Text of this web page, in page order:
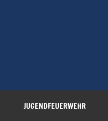
JUGENDFEUERWEHR